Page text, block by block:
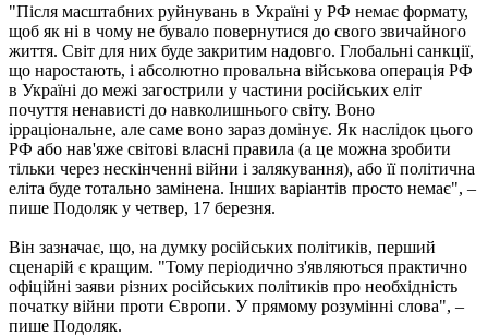
"Після масштабних руйнувань в Україні у РФ немає формату,
щоб як ні в чому не бувало повернутися до свого звичайного
життя. Світ для них буде закритим надовго. Глобальні санкції,
що наростають, і абсолютно провальна військова операція РФ
в Україні до межі загострили у частини російських еліт
почуття ненависті до навколишнього світу. Воно
ірраціональне, але саме воно зараз домінує. Як наслідок цього
РФ або нав'яже світові власні правила (а це можна зробити
тільки через нескінченні війни і залякування), або її політична
еліта буде тотально замінена. Інших варіантів просто немає", –
пише Подоляк у четвер, 17 березня.
Він зазначає, що, на думку російських політиків, перший
сценарій є кращим. "Тому періодично з'являються практично
офіційні заяви різних російських політиків про необхідність
початку війни проти Європи. У прямому розумінні слова", –
пише Подоляк.